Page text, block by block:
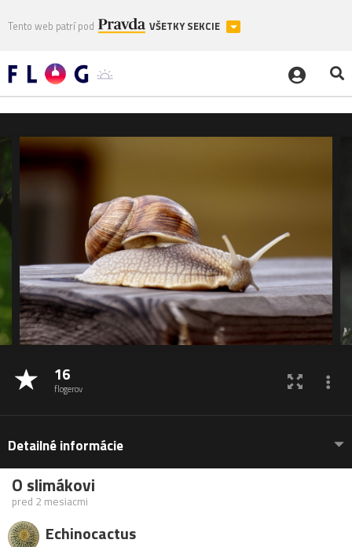
Tento web patrí pod VŠETKY SEKCIE
16
flogerov
Detailné informácie
O slimákovi
pred 2 mesiacmi
Echinocactus